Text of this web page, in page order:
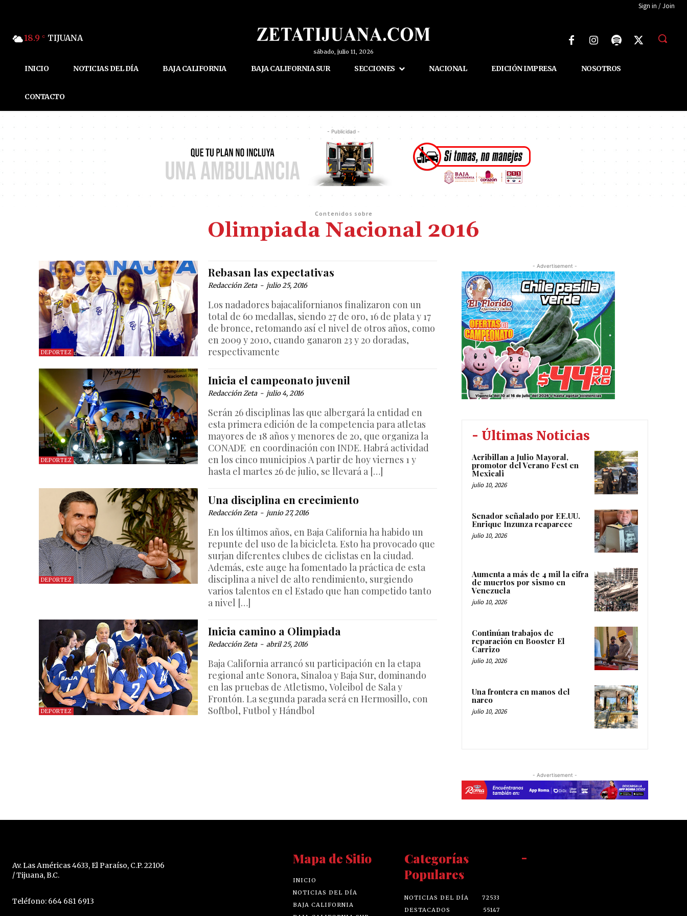
Sign in / Join
18.9 C TIJUANA
sábado, julio 11, 2026
INICIO NOTICIAS DEL DÍA BAJA CALIFORNIA BAJA CALIFORNIA SUR SECCIONES NACIONAL EDICIÓN IMPRESA NOSOTROS
CONTACTO
- Publicidad -
Contenidos sobre
Olimpiada Nacional 2016
DEPORTEZ
Rebasan las expectativas
Redacción Zeta - julio 25, 2016
Los nadadores bajacalifornianos finalizaron con un
total de 60 medallas, siendo 27 de oro, 16 de plata y 17
de bronce, retomando así el nivel de otros años, como
en 2009 y 2010, cuando ganaron 23 y 20 doradas,
respectivamente
DEPORTEZ
Inicia el campeonato juvenil
Redacción Zeta - julio 4, 2016
Serán 26 disciplinas las que albergará la entidad en
esta primera edición de la competencia para atletas
mayores de 18 años y menores de 20, que organiza la
CONADE en coordinación con INDE. Habrá actividad
en los cinco municipios A partir de hoy viernes 1 y
hasta el martes 26 de julio, se llevará a […]
DEPORTEZ
Una disciplina en crecimiento
Redacción Zeta - junio 27, 2016
En los últimos años, en Baja California ha habido un
repunte del uso de la bicicleta. Esto ha provocado que
surjan diferentes clubes de ciclistas en la ciudad.
Además, este auge ha fomentado la práctica de esta
disciplina a nivel de alto rendimiento, surgiendo
varios talentos en el Estado que han competido tanto
a nivel […]
DEPORTEZ
Inicia camino a Olimpiada
Redacción Zeta - abril 25, 2016
Baja California arrancó su participación en la etapa
regional ante Sonora, Sinaloa y Baja Sur, dominando
en las pruebas de Atletismo, Voleibol de Sala y
Frontón. La segunda parada será en Hermosillo, con
Softbol, Futbol y Hándbol
- Advertisement -
- Últimas Noticias
Acribillan a Julio Mayoral,
promotor del Verano Fest en
Mexicali
julio 10, 2026
Senador señalado por EE.UU.
Enrique Inzunza reaparece
julio 10, 2026
Aumenta a más de 4 mil la cifra
de muertos por sismo en
Venezuela
julio 10, 2026
Continúan trabajos de
reparación en Booster El
Carrizo
julio 10, 2026
Una frontera en manos del
narco
julio 10, 2026
- Advertisement -
Av. Las Américas 4633, El Paraíso, C.P. 22106
/ Tijuana, B.C.
Teléfono: 664 681 6913
Mapa de Sitio
INICIO
NOTICIAS DEL DÍA
BAJA CALIFORNIA
Categorías
Populares
NOTICIAS DEL DÍA
72533
DESTACADOS
55147
-